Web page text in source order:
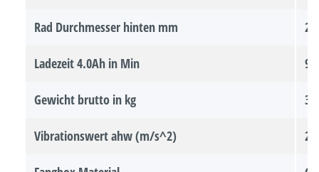
Rad Durchmesser hinten mm
Ladezeit 4.0Ah in Min
Gewicht brutto in kg
Vibrationswert ahw (m/s^2) 2.5